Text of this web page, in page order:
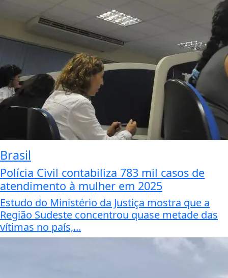
Brasil
Polícia Civil contabiliza 783 mil casos de
atendimento à mulher em 2025
Estudo do Ministério da Justiça mostra que a
Região Sudeste concentrou quase metade das
vítimas no país,...